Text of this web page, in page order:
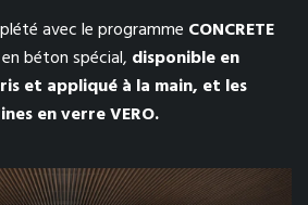
avec le programme CONCRETE
béton spécial, disponible en
et appliqué à la main, et les
en verre VERO.